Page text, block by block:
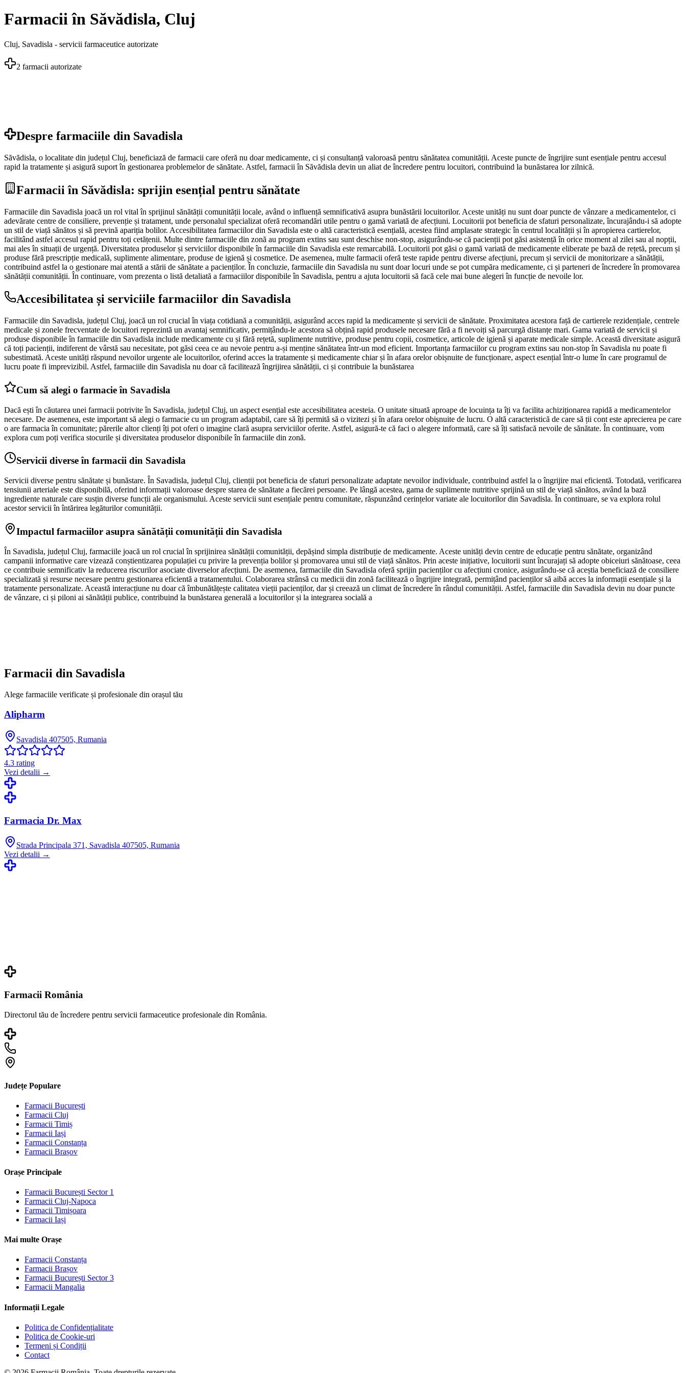
Farmacii în Săvădisla, Cluj
Cluj, Savadisla - servicii farmaceutice autorizate
2 farmacii autorizate
Despre farmaciile din Savadisla
Săvădisla, o localitate din județul Cluj, beneficiază de farmacii care oferă nu doar medicamente, ci și consultanță valoroasă pentru sănătatea comunității. Aceste puncte de îngrijire sunt esențiale pentru accesul
rapid la tratamente și asigură suport în gestionarea problemelor de sănătate. Astfel, farmacii în Săvădisla devin un aliat de încredere pentru locuitori, contribuind la bunăstarea lor zilnică.
Farmacii în Săvădisla: sprijin esențial pentru sănătate
Farmaciile din Savadisla joacă un rol vital în sprijinul sănătății comunității locale, având o influență semnificativă asupra bunăstării locuitorilor. Aceste unități nu sunt doar puncte de vânzare a medicamentelor, ci
adevărate centre de consiliere, prevenție și tratament, unde personalul specializat oferă recomandări utile pentru o gamă variată de afecțiuni. Locuitorii pot beneficia de sfaturi personalizate, încurajându-i să adopte
un stil de viață sănătos și să prevină apariția bolilor. Accesibilitatea farmaciilor din Savadisla este o altă caracteristică esențială, acestea fiind amplasate strategic în centrul localității și în apropierea cartierelor,
facilitând astfel accesul rapid pentru toți cetățenii. Multe dintre farmaciile din zonă au program extins sau sunt deschise non-stop, asigurându-se că pacienții pot găsi asistență în orice moment al zilei sau al nopții,
mai ales în situații de urgență. Diversitatea produselor și serviciilor disponibile în farmaciile din Savadisla este remarcabilă. Locuitorii pot găsi o gamă variată de medicamente eliberate pe bază de rețetă, precum și
produse fără prescripție medicală, suplimente alimentare, produse de igienă și cosmetice. De asemenea, multe farmacii oferă teste rapide pentru diverse afecțiuni, precum și servicii de monitorizare a sănătății,
contribuind astfel la o gestionare mai atentă a stării de sănătate a pacienților. În concluzie, farmaciile din Savadisla nu sunt doar locuri unde se pot cumpăra medicamente, ci și parteneri de încredere în promovarea
sănătății comunității. În continuare, vom prezenta o listă detaliată a farmaciilor disponibile în Savadisla, pentru a ajuta locuitorii să facă cele mai bune alegeri în funcție de nevoile lor.
Accesibilitatea și serviciile farmaciilor din Savadisla
Farmaciile din Savadisla, județul Cluj, joacă un rol crucial în viața cotidiană a comunității, asigurând acces rapid la medicamente și servicii de sănătate. Proximitatea acestora față de cartierele rezidențiale, centrele
medicale și zonele frecventate de locuitori reprezintă un avantaj semnificativ, permițându-le acestora să obțină rapid produsele necesare fără a fi nevoiți să parcurgă distanțe mari. Gama variată de servicii și
produse disponibile în farmaciile din Savadisla include medicamente cu și fără rețetă, suplimente nutritive, produse pentru copii, cosmetice, articole de igienă și aparate medicale simple. Această diversitate asigură
că toți pacienții, indiferent de vârstă sau necesitate, pot găsi ceea ce au nevoie pentru a-și menține sănătatea într-un mod eficient. Importanța farmaciilor cu program extins sau non-stop în Savadisla nu poate fi
subestimată. Aceste unități răspund nevoilor urgente ale locuitorilor, oferind acces la tratamente și medicamente chiar și în afara orelor obișnuite de funcționare, aspect esențial într-o lume în care programul de
lucru poate fi imprevizibil. Astfel, farmaciile din Savadisla nu doar că facilitează îngrijirea sănătății, ci și contribuie la bunăstarea
Cum să alegi o farmacie în Savadisla
Dacă ești în căutarea unei farmacii potrivite în Savadisla, județul Cluj, un aspect esențial este accesibilitatea acesteia. O unitate situată aproape de locuința ta îți va facilita achiziționarea rapidă a medicamentelor
necesare. De asemenea, este important să alegi o farmacie cu un program adaptabil, care să îți permită să o vizitezi și în afara orelor obișnuite de lucru. O altă caracteristică de care să ții cont este aprecierea pe care
o are farmacia în comunitate; părerile altor clienți îți pot oferi o imagine clară asupra serviciilor oferite. Astfel, asigură-te că faci o alegere informată, care să îți satisfacă nevoile de sănătate. În continuare, vom
explora cum poți verifica stocurile și diversitatea produselor disponibile în farmaciile din zonă.
Servicii diverse în farmacii din Savadisla
Servicii diverse pentru sănătate și bunăstare. În Savadisla, județul Cluj, clienții pot beneficia de sfaturi personalizate adaptate nevoilor individuale, contribuind astfel la o îngrijire mai eficientă. Totodată, verificarea
tensiunii arteriale este disponibilă, oferind informații valoroase despre starea de sănătate a fiecărei persoane. Pe lângă acestea, gama de suplimente nutritive sprijină un stil de viață sănătos, având la bază
ingrediente naturale care susțin diverse funcții ale organismului. Aceste servicii sunt esențiale pentru comunitate, răspunzând cerințelor variate ale locuitorilor din Savadisla. În continuare, se va explora rolul
acestor servicii în întărirea legăturilor comunității.
Impactul farmaciilor asupra sănătății comunității din Savadisla
În Savadisla, județul Cluj, farmaciile joacă un rol crucial în sprijinirea sănătății comunității, depășind simpla distribuție de medicamente. Aceste unități devin centre de educație pentru sănătate, organizând
campanii informative care vizează conștientizarea populației cu privire la prevenția bolilor și promovarea unui stil de viață sănătos. Prin aceste inițiative, locuitorii sunt încurajați să adopte obiceiuri sănătoase, ceea
ce contribuie semnificativ la reducerea riscurilor asociate diverselor afecțiuni. De asemenea, farmaciile din Savadisla oferă sprijin pacienților cu afecțiuni cronice, asigurându-se că aceștia beneficiază de consiliere
specializată și resurse necesare pentru gestionarea eficientă a tratamentului. Colaborarea strânsă cu medicii din zonă facilitează o îngrijire integrată, permițând pacienților să aibă acces la informații esențiale și la
tratamente personalizate. Această interacțiune nu doar că îmbunătățește calitatea vieții pacienților, dar și creează un climat de încredere în rândul comunității. Astfel, farmaciile din Savadisla devin nu doar puncte
de vânzare, ci și piloni ai sănătății publice, contribuind la bunăstarea generală a locuitorilor și la integrarea socială a
Farmacii din Savadisla
Alege farmaciile verificate și profesionale din orașul tău
Alipharm
Savadisla 407505, Rumania
4.3 rating
Vezi detalii →
Farmacia Dr. Max
Strada Principala 371, Savadisla 407505, Rumania
Vezi detalii →
Farmacii România
Directorul tău de încredere pentru servicii farmaceutice profesionale din România.
Județe Populare
Farmacii București
Farmacii Cluj
Farmacii Timiș
Farmacii Iași
Farmacii Constanța
Farmacii Brașov
Orașe Principale
Farmacii București Sector 1
Farmacii Cluj-Napoca
Farmacii Timișoara
Farmacii Iași
Mai multe Orașe
Farmacii Constanța
Farmacii Brașov
Farmacii București Sector 3
Farmacii Mangalia
Informații Legale
Politica de Confidențialitate
Politica de Cookie-uri
Termeni și Condiții
Contact